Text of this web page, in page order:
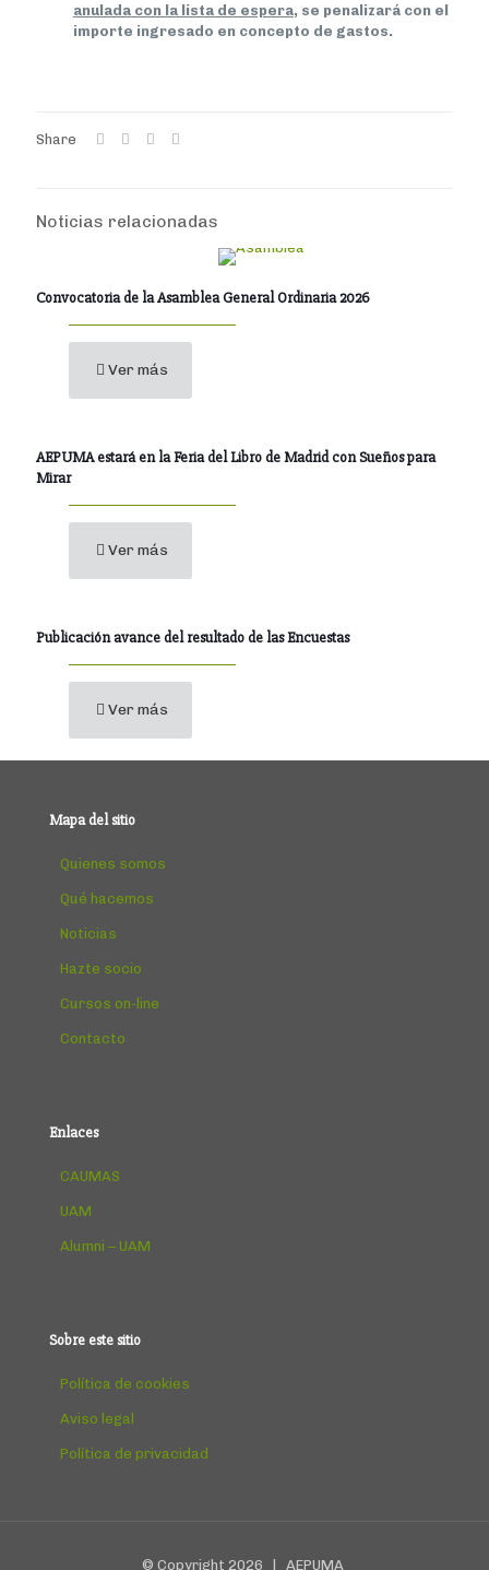
anulada con la lista de espera, se penalizará con el
importe ingresado en concepto de gastos.
Share
Noticias relacionadas
Convocatoria de la Asamblea General Ordinaria 2026
Ver más
AEPUMA estará en la Feria del Libro de Madrid con Sueños para
Mirar
Ver más
Publicación avance del resultado de las Encuestas
Ver más
Mapa del sitio
Quienes somos
Qué hacemos
Noticias
Hazte socio
Cursos on-line
Contacto
Enlaces
CAUMAS
UAM
Alumni – UAM
Sobre este sitio
Política de cookies
Aviso legal
Política de privacidad
© Copyright 2026 | AEPUMA